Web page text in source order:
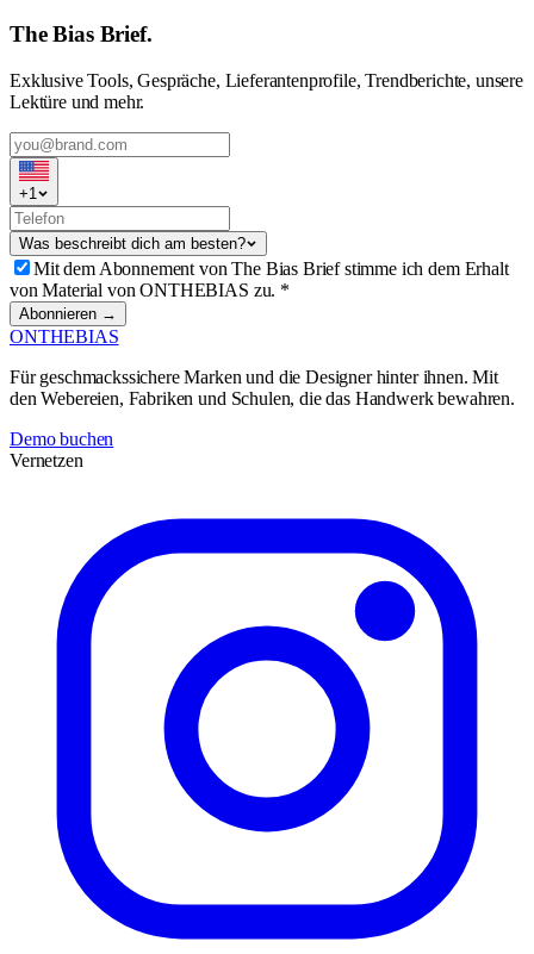
The Bias Brief.
Exklusive Tools, Gespräche, Lieferantenprofile, Trendberichte, unsere
Lektüre und mehr.
+1
Was beschreibt dich am besten?
Mit dem Abonnement von The Bias Brief stimme ich dem Erhalt
von Material von ONTHEBIAS zu. *
Abonnieren →
ONTHEBIAS
Für geschmackssichere Marken und die Designer hinter ihnen. Mit
den Webereien, Fabriken und Schulen, die das Handwerk bewahren.
Demo buchen
Vernetzen